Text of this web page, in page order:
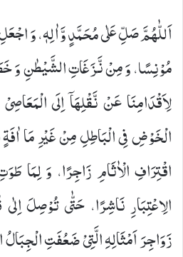
اَللّٰهُمَّ صَلِّ عَلٰى مُحَمَّدٍ وَّ اٰلِهٖ، وَ اجْعَلِ
مُوْنِسًا، وَ مِنْ نَّزَغَاتِ الشَّیْطٰنِ وَ
لِاَقْدَامِنَا عَنْ نَّقْلِهَاۤ اِلَى
الْخَوْضِ فِی الْبَاطِلِ مِنْ غَیْرِ مَا
اقْتِرَافِ الْاٰثَامِ زَاجِرًا، وَ لِمَا
الِاعْتِبَارِ نَاشِرًا، حَتّٰى تُوْصِلَ
زَوَاجِرَ اَمْثَالِهِ الَّتِیْ ضَعُفَتِ